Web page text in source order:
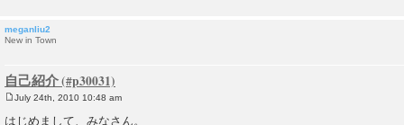
meganliu2
New in Town
自己紹介
o
July 24th, 2010 10:48 am
はじめまして、みなさん。